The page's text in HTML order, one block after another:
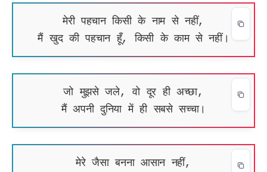
मेरी पहचान किसी के नाम से नहीं,
मैं खुद की पहचान हूँ, किसी के काम से नहीं।
जो मुझसे जले, वो दूर ही अच्छा,
मैं अपनी दुनिया में ही सबसे सच्चा।
मेरे जैसा बनना आसान नहीं,